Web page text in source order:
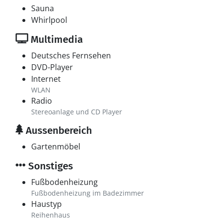
Sauna
Whirlpool
Multimedia
Deutsches Fernsehen
DVD-Player
Internet
WLAN
Radio
Stereoanlage und CD Player
Aussenbereich
Gartenmöbel
Sonstiges
Fußbodenheizung
Fußbodenheizung im Badezimmer
Haustyp
Reihenhaus